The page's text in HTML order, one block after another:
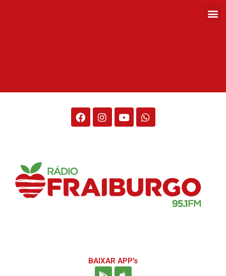
BAIXAR APP's